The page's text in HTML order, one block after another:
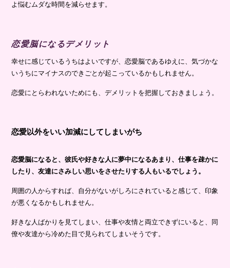
よ悩むムダな時間を減らせます。
恋愛脳になるデメリット
幸せに感じているうちはよいですが、恋愛脳であるゆえに、気づかな
いうちにマイナスのできごとが起こっているかもしれません。
恋愛にとらわれないためにも、デメリットを把握しておきましょう。
恋愛以外をいい加減にしてしまいがち
恋愛脳になると、彼氏や好きな人に夢中になるあまり、仕事を疎かに
したり、友達にさみしい思いをさせたりする人もいるでしょう。
周囲の人からすれば、自分がないがしろにされていると感じて、印象
が悪くなるかもしれません。
好きな人ばかりを見てしまい、仕事や友情と両立できずにいると、同
僚や友達から冷めた目で見られてしまいそうです。